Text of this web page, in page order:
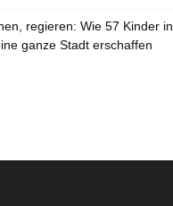
regieren: Wie 57 Kinder in
ganze Stadt erschaffen